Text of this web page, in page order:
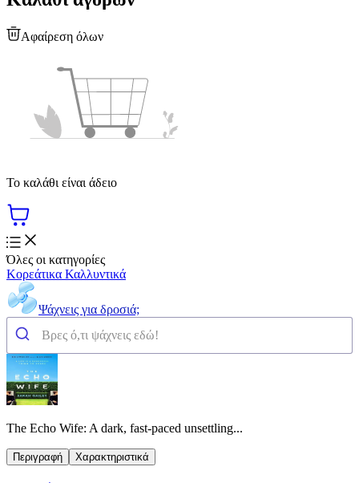
Αφαίρεση όλων
Το καλάθι είναι άδειο
Όλες οι κατηγορίες
Κορεάτικα Καλλυντικά
Ψάχνεις για δροσιά;
The Echo Wife: A dark, fast-paced unsettling...
Περιγραφή Χαρακτηριστικά